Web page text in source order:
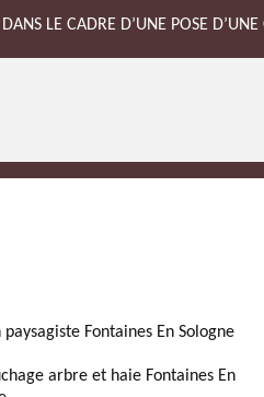
LE CADRE D’UNE POSE
Fontaines En Sologne
arbre et haie Fontaines En